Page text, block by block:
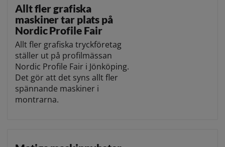
Allt fler grafiska
maskiner tar plats på
Nordic Profile Fair
Allt fler grafiska tryckföretag
ställer ut på profilmässan
Nordic Profile Fair i Jönköping.
Det gör att det syns allt fler
spännande maskiner i
montrarna.